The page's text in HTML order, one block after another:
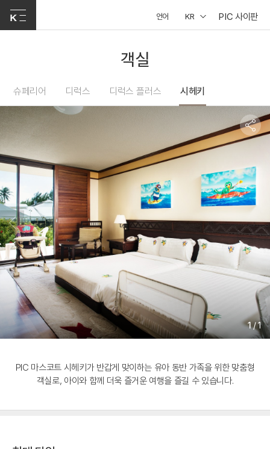
언어 KR PIC 사이판
객실
슈페리어 디럭스 디럭스 플러스 시헤키
1/1
PIC 마스코트 시헤키가 반갑게 맞이하는 유아 동반 가족을 위한 맞춤형
객실로, 아이와 함께 더욱 즐거운 여행을 즐길 수 있습니다.